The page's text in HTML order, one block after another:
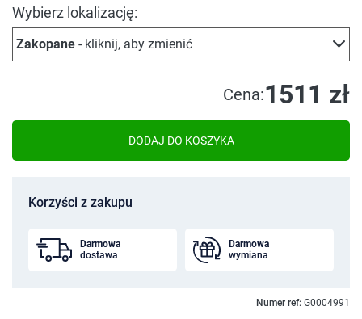
Wybierz lokalizację:
Zakopane - kliknij, aby zmienić
Cena:1511 zł
DODAJ DO KOSZYKA
Korzyści z zakupu
Darmowa
dostawa
Darmowa
wymiana
Numer ref: G0004991